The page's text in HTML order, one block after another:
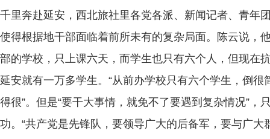
千里奔赴延安，西北旅社里各党各派、新闻记者、青年
使得根据地干部面临着前所未有的复杂局面。陈云说，
部的学校，只上课六天，而学生也只有六个人，但现在
延安就有一万多学生。“从前办学校只有六个学生，倒
得很”。但是“要干大事情，就免不了要遇到复杂情况”，
功。“共产党是先锋队，要领导广大的后备军，要与广